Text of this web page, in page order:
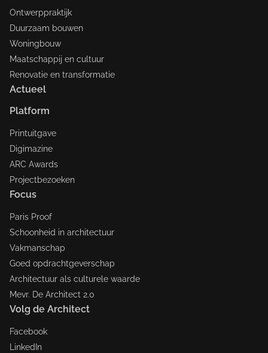
Ontwerppraktijk
Duurzaam bouwen
Woningbouw
Maatschappij en cultuur
Renovatie en transformatie
Actueel
Platform
Printuitgave
Digimazine
ARC Awards
Projectbezoeken
Focus
Paris Proof
Schoonheid in architectuur
Vakmanschap
Goed opdrachtgeverschap
Architectuur als culturele waarde
Mevr. De Architect 2.0
Volg de Architect
Facebook
LinkedIn